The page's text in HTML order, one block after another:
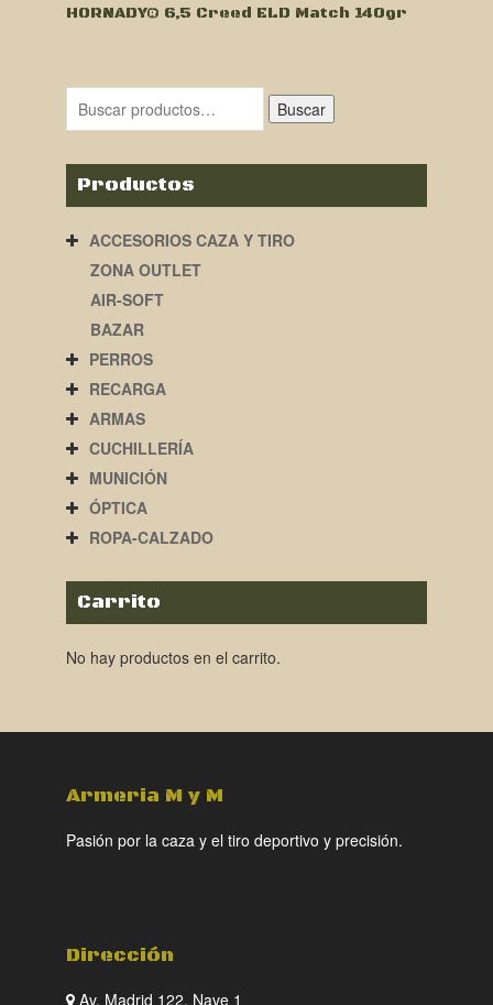
HORNADY® 6,5 Creed ELD Match 140gr
Buscar
Productos
ACCESORIOS CAZA Y TIRO
ZONA OUTLET
AIR-SOFT
BAZAR
PERROS
RECARGA
ARMAS
CUCHILLERÍA
MUNICIÓN
ÓPTICA
ROPA-CALZADO
Carrito
No hay productos en el carrito.
Armeria M y M
Pasión por la caza y el tiro deportivo y precisión.
Dirección
Av. Madrid 122, Nave 1